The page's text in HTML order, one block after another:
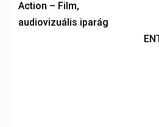
Action – Film,
audiovizuális iparág